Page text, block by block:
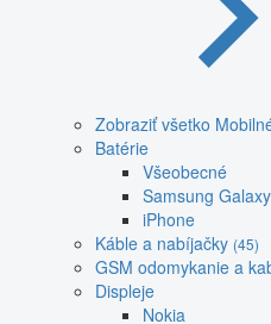
Zobraziť všetko
Batérie
Všeobecné
Samsung Galaxy
iPhone
Káble a nabíjačky (45)
GSM odomykanie a
Displeje
Nokia